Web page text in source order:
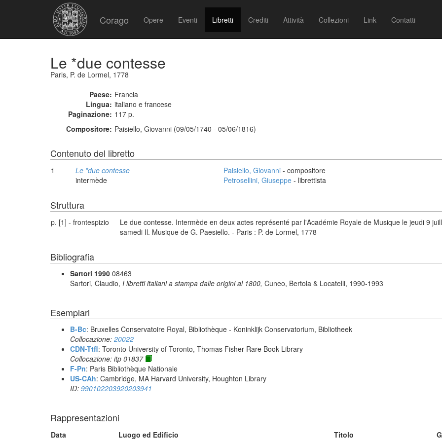
Corago Opere Eventi Libretti Crediti Attività Collezioni Link Contatti
Le *due contesse
Paris, P. de Lormel, 1778
Paese: Francia
Lingua: italiano e francese
Paginazione: 117 p.
Compositore: Paisiello, Giovanni (09/05/1740 - 05/06/1816)
Contenuto del libretto
1
Le *due contesse
intermède
Paisiello, Giovanni - compositore
Petrosellini, Giuseppe - librettista
Struttura
p. [1] - frontespizio
Le due contesse. Intermède en deux actes représenté par l'Académie Royale de Musique le jeudi 9
samedi Il. Musique de G. Paesiello. - Paris : P. de Lormel, 1778
Bibliografia
Sartori 1990 08463
Sartori, Claudio, I libretti italiani a stampa dalle origini al 1800, Cuneo, Bertola & Locatelli, 1990-1993
Esemplari
B-Bc: Bruxelles Conservatoire Royal, Bibliothèque - Koninklijk Conservatorium, Bibliotheek
Collocazione: 20022
CDN-Ttfl: Toronto University of Toronto, Thomas Fisher Rare Book Library
Collocazione: itp 01837
F-Pn: Paris Bibliothèque Nationale
US-CAh: Cambridge, MA Harvard University, Houghton Library
ID: 990102203920203941
Rappresentazioni
Data Luogo ed Edificio Titolo